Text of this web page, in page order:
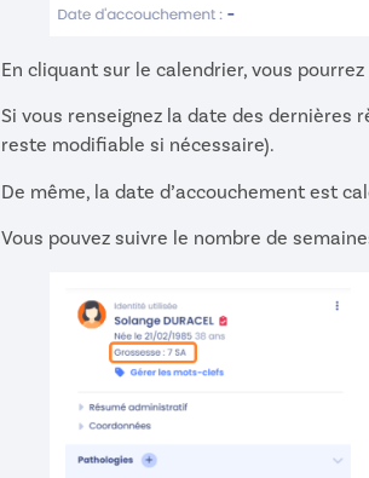
En cliquant sur le calendrier, vous
Si vous renseignez la date des dernières
reste modifiable si nécessaire).
De même, la date d’accouchement est
Vous pouvez suivre le nombre de